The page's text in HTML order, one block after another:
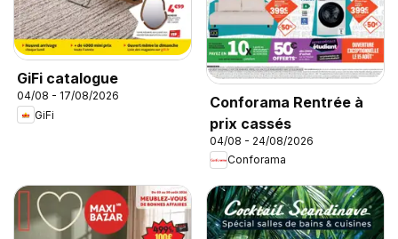
GiFi catalogue
04/08 - 17/08/2026
GiFi
Conforama Rentrée à
prix cassés
04/08 - 24/08/2026
Conforama